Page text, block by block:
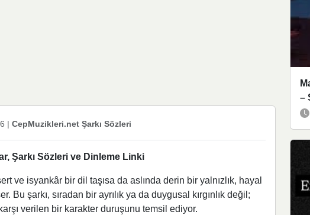
| CepMuzikleri.net Şarkı Sözleri
Şarkı Sözleri ve Dinleme Linki
ve isyankâr bir dil taşısa da aslında derin bir yalnızlık, hayal
Bu şarkı, sıradan bir ayrılık ya da duygusal kırgınlık değil;
verilen bir karakter duruşunu temsil ediyor.
–